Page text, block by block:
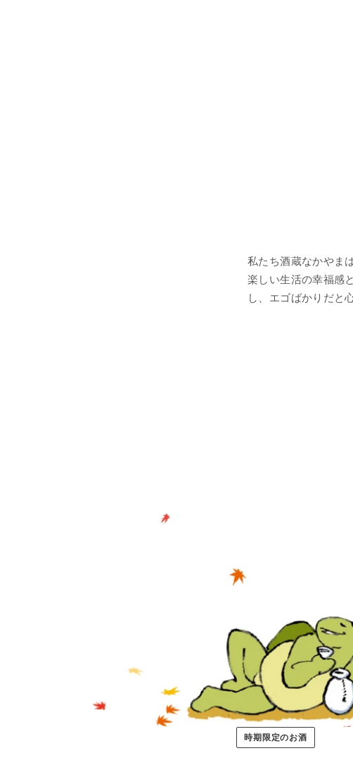
私たち酒蔵なかやま
楽しい生活の幸福感
し、エゴばかりだと
時期限定のお酒